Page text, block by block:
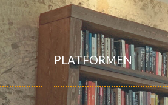
PLATFORMEN